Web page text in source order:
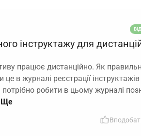
інструктажу для
працює дистанційно. Як
в журналі реєстрації
робити в цьому журналі